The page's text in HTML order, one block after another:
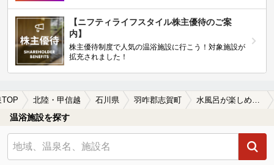
【ニフティライフスタイル株主優待のご案
内】
株主優待制度で人気の温浴施設に行こう！対象施設が
拡充されました！
TOP 北陸・甲信越 石川県 羽咋郡志賀町 水風呂が楽しめる羽咋郡志賀町の温泉、日帰り温泉、スーパー銭湯おすすめ
温浴施設を探す